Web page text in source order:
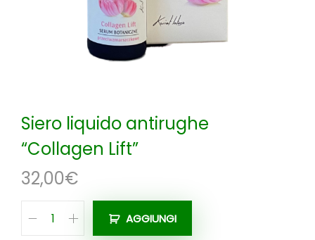
Siero liquido antirughe
“Collagen Lift”
32,00€
S
AGGIUNGI